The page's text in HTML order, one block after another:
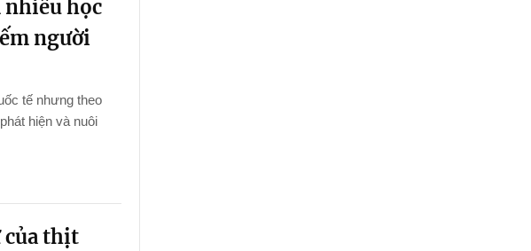
nhiều học
người
tế nhưng theo
hiện và nuôi
của thịt